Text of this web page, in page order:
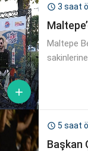

 3 saat
Maltepe
 5 saat
Başkan